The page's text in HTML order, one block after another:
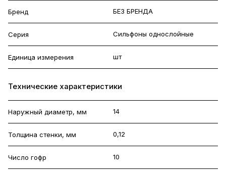
Бренд БЕЗ БРЕНДА
Серия Сильфоны однослойные
Единица измерения шт
Технические характеристики
Наружный диаметр, мм 14
Толщина стенки, мм 0,12
Число гофр 10